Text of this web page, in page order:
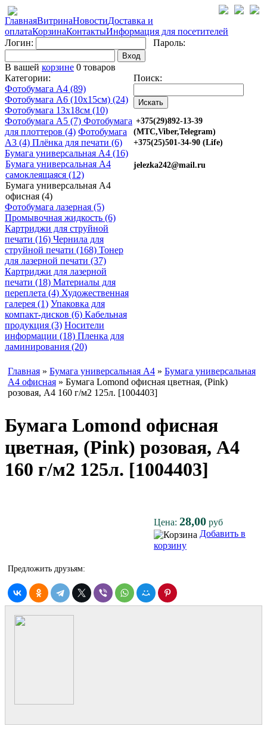
ГлавнаяВитринаНовостиДоставка и
оплатаКорзинаКонтактыИнформация для посетителей
Логин:
Пароль:
Вход
В вашей корзине 0 товаров
Категории:
Фотобумага A4 (89)
Фотобумага A6 (10х15см) (24)
Фотобумага 13х18см (10)
Фотобумага A5 (7) Фотобумага
для плоттеров (4) Фотобумага
A3 (4) Плёнка для печати (6)
Бумага универсальная A4 (16)
Бумага универсальная A4
самоклеящаяся (12)
Бумага универсальная A4
офисная (4)
Фотобумага лазерная (5)
Промывочная жидкость (6)
Картриджи для струйной
печати (16) Чернила для
струйной печати (168) Тонер
для лазерной печати (37)
Картриджи для лазерной
печати (18) Материалы для
переплета (4) Художественная
галерея (1) Упаковка для
компакт-дисков (6) Кабельная
продукция (3) Носители
информации (18) Пленка для
ламинирования (20)
Поиск:
+375(29)892-13-39
(МТС,Viber,Telegram)
+375(25)501-34-90 (Life)
jelezka242@mail.ru
Главная » Бумага универсальная A4 » Бумага универсальная
A4 офисная » Бумага Lomond офисная цветная, (Pink)
розовая, A4 160 г/м2 125л. [1004403]
Бумага Lomond офисная
цветная, (Pink) розовая, A4
160 г/м2 125л. [1004403]
Цена: 28,00 руб
Добавить в
корзину
Предложить друзьям: